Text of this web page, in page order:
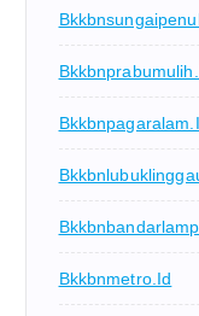
Bkkbnmetro.id